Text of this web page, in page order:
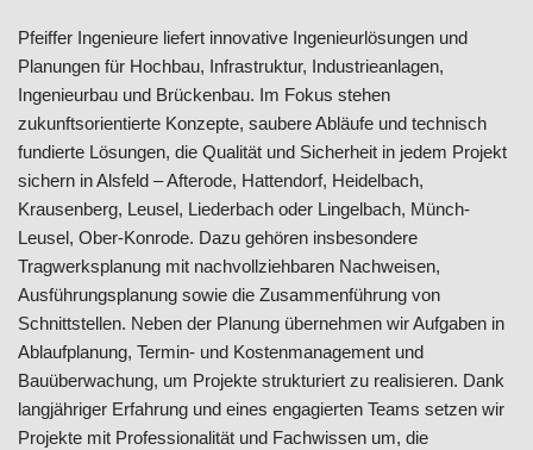
Pfeiffer Ingenieure liefert innovative Ingenieurlösungen und
Planungen für Hochbau, Infrastruktur, Industrieanlagen,
Ingenieurbau und Brückenbau. Im Fokus stehen
zukunftsorientierte Konzepte, saubere Abläufe und technisch
fundierte Lösungen, die Qualität und Sicherheit in jedem Projekt
sichern in Alsfeld – Afterode, Hattendorf, Heidelbach,
Krausenberg, Leusel, Liederbach oder Lingelbach, Münch-
Leusel, Ober-Konrode. Dazu gehören insbesondere
Tragwerksplanung mit nachvollziehbaren Nachweisen,
Ausführungsplanung sowie die Zusammenführung von
Schnittstellen. Neben der Planung übernehmen wir Aufgaben in
Ablaufplanung, Termin- und Kostenmanagement und
Bauüberwachung, um Projekte strukturiert zu realisieren. Dank
langjähriger Erfahrung und eines engagierten Teams setzen wir
Projekte mit Professionalität und Fachwissen um, die